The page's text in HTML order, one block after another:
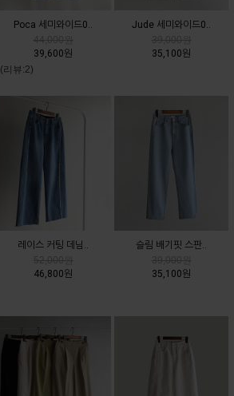
Poca 세미와이드0..
39,600원
(리뷰:2)
Jude 세미와이드0..
35,100원
레이스 커팅 데님..
46,800원
슬림 배기핏 스판..
35,100원